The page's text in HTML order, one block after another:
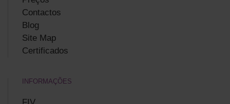
Contactos
Blog
Site Map
Certificados
INFORMAÇÕES